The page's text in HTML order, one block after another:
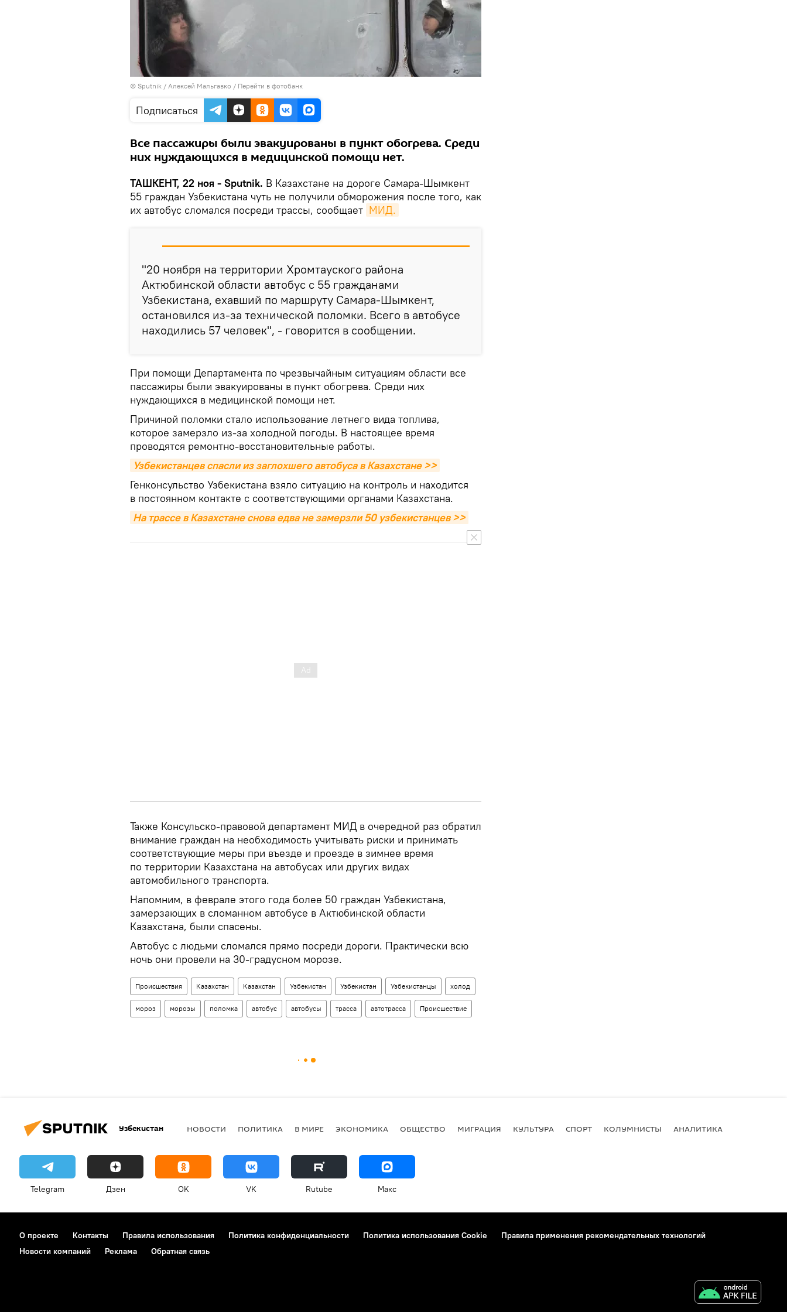
© Sputnik / Алексей Мальгавко / Перейти в фотобанк
Подписаться
Все пассажиры были эвакуированы в пункт обогрева. Среди
них нуждающихся в медицинской помощи нет.
ТАШКЕНТ, 22 ноя - Sputnik. В Казахстане на дороге Самара-Шымкент
55 граждан Узбекистана чуть не получили обморожения после того, как
их автобус сломался посреди трассы, сообщает МИД.
"20 ноября на территории Хромтауского района
Актюбинской области автобус с 55 гражданами
Узбекистана, ехавший по маршруту Самара-Шымкент,
остановился из-за технической поломки. Всего в автобусе
находились 57 человек", - говорится в сообщении.
При помощи Департамента по чрезвычайным ситуациям области все
пассажиры были эвакуированы в пункт обогрева. Среди них
нуждающихся в медицинской помощи нет.
Причиной поломки стало использование летнего вида топлива,
которое замерзло из-за холодной погоды. В настоящее время
проводятся ремонтно-восстановительные работы.
Узбекистанцев спасли из заглохшего автобуса в Казахстане >>
Генконсульство Узбекистана взяло ситуацию на контроль и находится
в постоянном контакте с соответствующими органами Казахстана.
На трассе в Казахстане снова едва не замерзли 50 узбекистанцев >>
Также Консульско-правовой департамент МИД в очередной раз обратил
внимание граждан на необходимость учитывать риски и принимать
соответствующие меры при въезде и проезде в зимнее время
по территории Казахстана на автобусах или других видах
автомобильного транспорта.
Напомним, в феврале этого года более 50 граждан Узбекистана,
замерзающих в сломанном автобусе в Актюбинской области
Казахстана, были спасены.
Автобус с людьми сломался прямо посреди дороги. Практически всю
ночь они провели на 30-градусном морозе.
Происшествия Казахстан Казахстан Узбекистан Узбекистан Узбекистанцы холод
мороз морозы поломка автобус автобусы трасса автотрасса Происшествие
Узбекистан НОВОСТИ ПОЛИТИКА В МИРЕ ЭКОНОМИКА ОБЩЕСТВО МИГРАЦИЯ КУЛЬТУРА СПОРТ КОЛУМНИСТЫ АНАЛИТИКА
Telegram Дзен OK VK Rutube Макс
О проекте Контакты Правила использования Политика конфиденциальности Политика использования Cookie
Правила применения рекомендательных технологий
Новости компаний
Реклама Обратная связь